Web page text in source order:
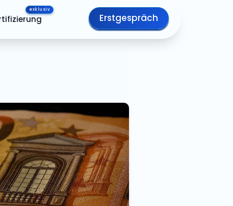
Erstgespräch